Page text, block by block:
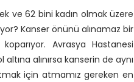
ve 62 bini kadın olmak üzere
Kanser önünü alınamaz bir
Avrasya Hastanesi
alınırsa kanserin de aynı
için atmamız gereken en